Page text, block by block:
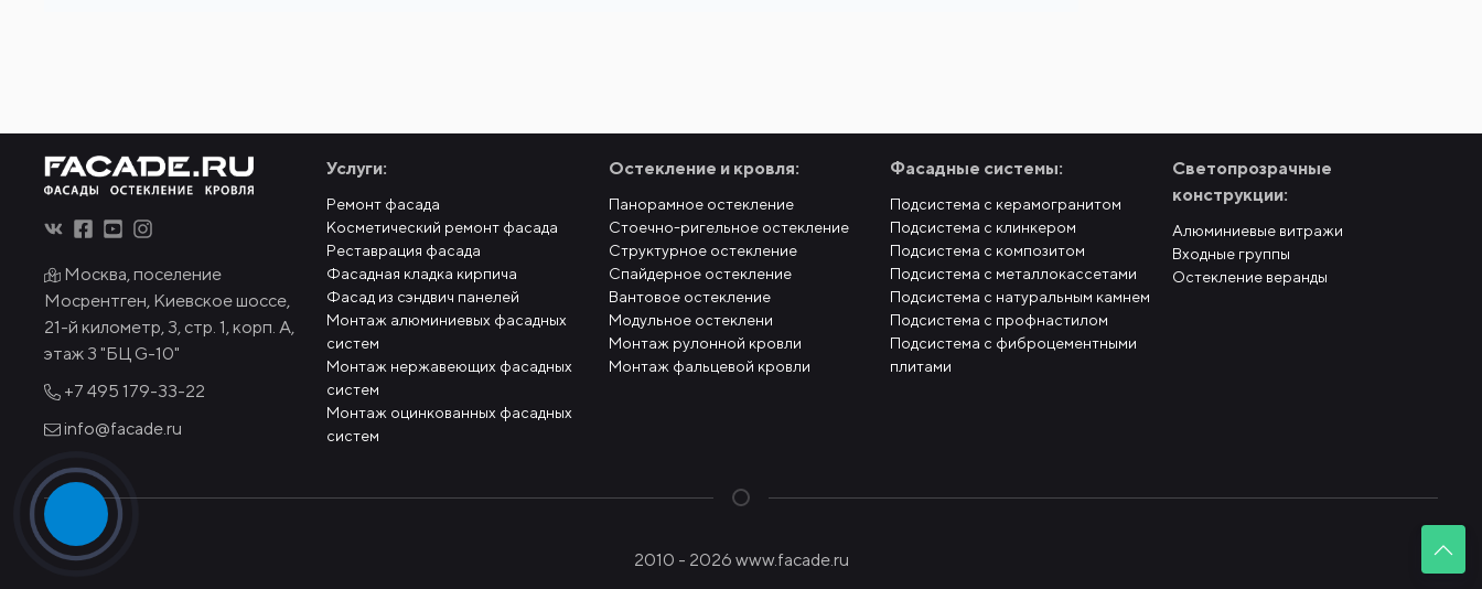
Москва, поселение
Мосрентген, Киевское шоссе,
21-й километр, 3, стр. 1, корп. А,
этаж 3 "БЦ G-10"
+7 495 179-33-22
info@facade.ru
Услуги:
Ремонт фасада
Косметический ремонт фасада
Реставрация фасада
Фасадная кладка кирпича
Фасад из сэндвич панелей
Монтаж алюминиевых фасадных
систем
Монтаж нержавеющих фасадных
систем
Монтаж оцинкованных фасадных
систем
Остекление и кровля:
Панорамное остекление
Стоечно-ригельное остекление
Структурное остекление
Спайдерное остекление
Вантовое остекление
Модульное остеклени
Монтаж рулонной кровли
Монтаж фальцевой кровли
Фасадные системы:
Подсистема с керамогранитом
Подсистема с клинкером
Подсистема с композитом
Подсистема с металлокассетами
Подсистема с натуральным камнем
Подсистема с профнастилом
Подсистема с фиброцементными
плитами
Светопрозрачные
конструкции:
Алюминиевые витражи
Входные группы
Остекление веранды
2010 - 2026 www.facade.ru